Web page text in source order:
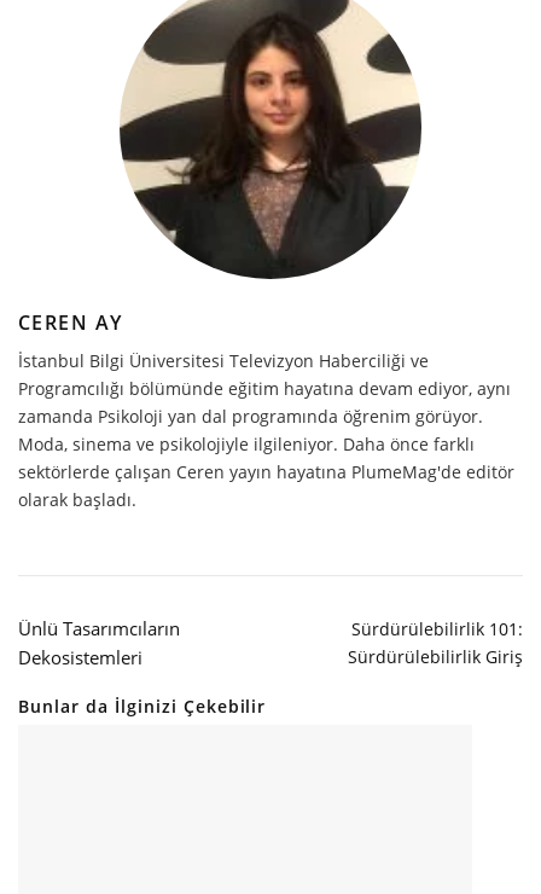
CEREN AY
İstanbul Bilgi Üniversitesi Televizyon Haberciliği ve
Programcılığı bölümünde eğitim hayatına devam ediyor, aynı
zamanda Psikoloji yan dal programında öğrenim görüyor.
Moda, sinema ve psikolojiyle ilgileniyor. Daha önce farklı
sektörlerde çalışan Ceren yayın hayatına PlumeMag'de editör
olarak başladı.
Ünlü Tasarımcıların
Dekosistemleri
Sürdürülebilirlik 101:
Sürdürülebilirlik Giriş
Bunlar da İlginizi Çekebilir